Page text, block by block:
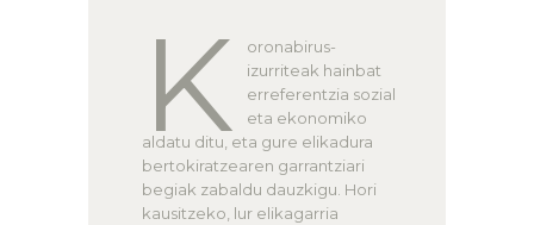
K
oronabirus-
izurriteak hainbat
erreferentzia sozial
eta ekonomiko
aldatu ditu, eta gure elikadura
bertokiratzearen garrantziari
begiak zabaldu dauzkigu. Hori
kausitzeko, lur elikagarria